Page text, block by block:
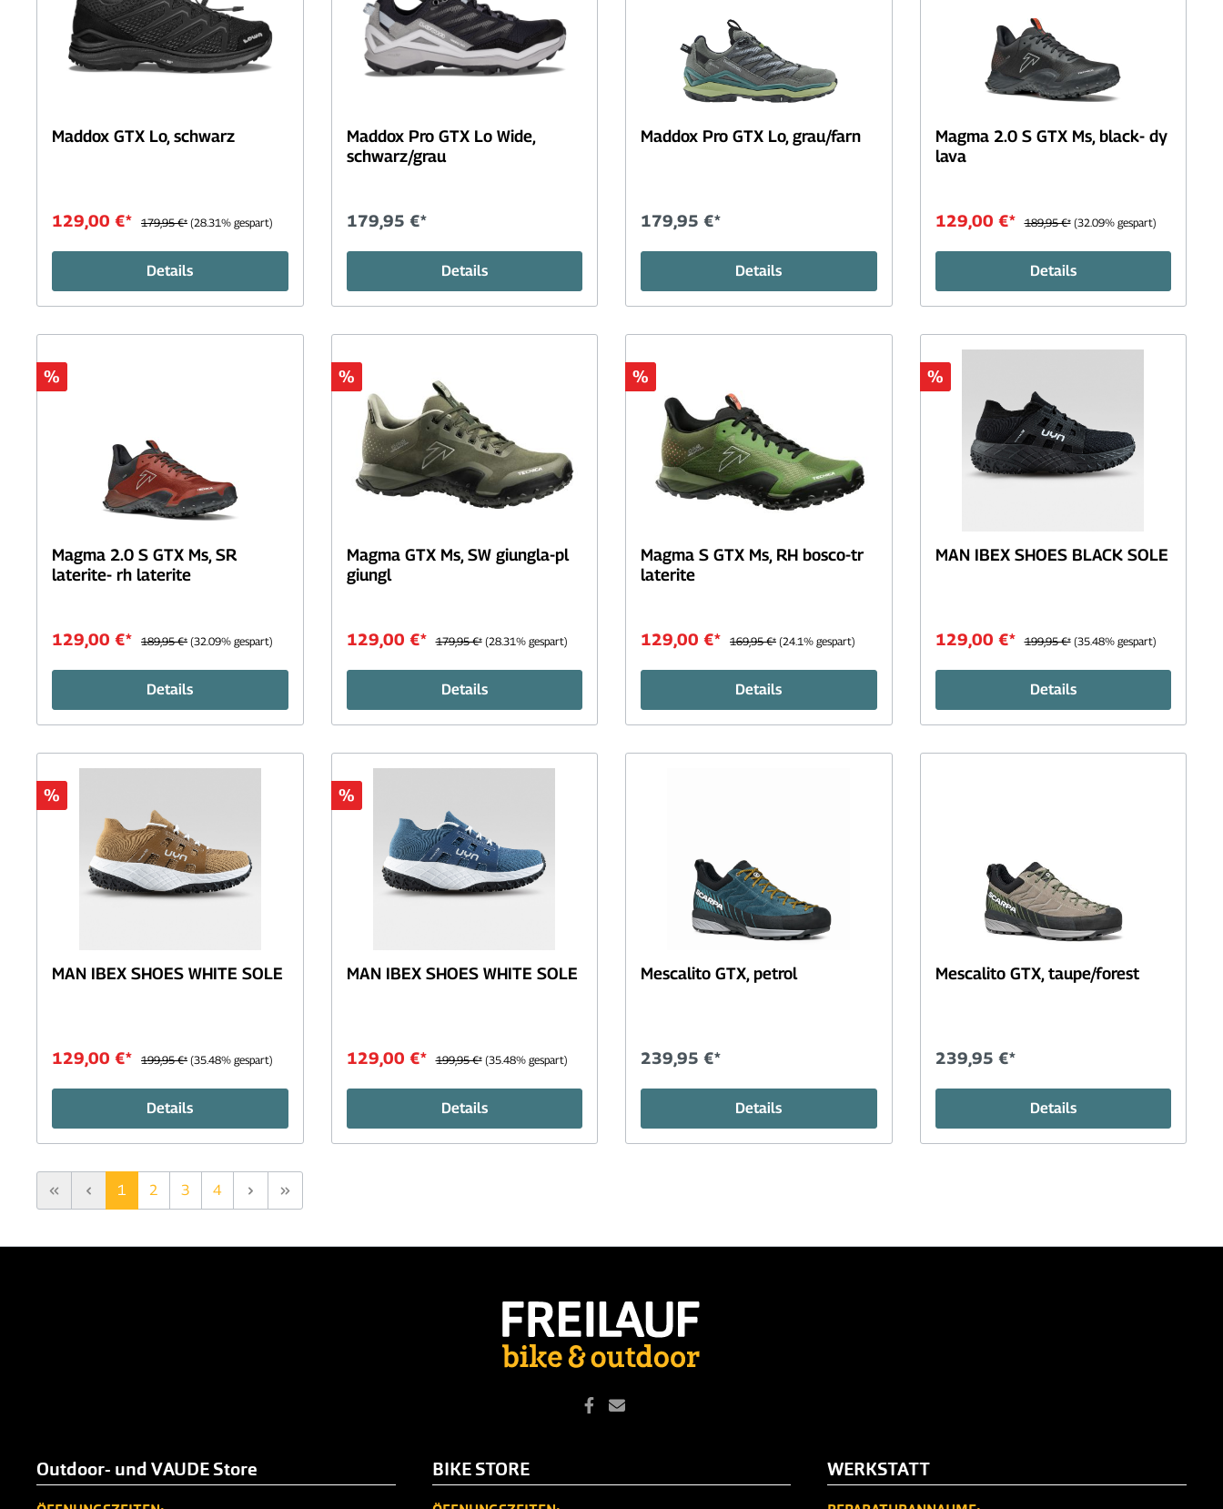
Maddox GTX Lo, schwarz
129,00 €* 179,95 €* (28.31% gespart)
Details
Maddox Pro GTX Lo Wide,
schwarz/grau
179,95 €*
Details
Maddox Pro GTX Lo, grau/farn
179,95 €*
Details
Magma 2.0 S GTX Ms, black- dy
lava
129,00 €* 189,95 €* (32.09% gespart)
Details
%
Magma 2.0 S GTX Ms, SR
laterite- rh laterite
129,00 €* 189,95 €* (32.09% gespart)
Details
%
Magma GTX Ms, SW giungla-pl
giungl
129,00 €* 179,95 €* (28.31% gespart)
Details
%
Magma S GTX Ms, RH bosco-tr
laterite
129,00 €* 169,95 €* (24.1% gespart)
Details
%
MAN IBEX SHOES BLACK SOLE
129,00 €* 199,95 €* (35.48% gespart)
Details
%
MAN IBEX SHOES WHITE SOLE
129,00 €* 199,95 €* (35.48% gespart)
Details
%
MAN IBEX SHOES WHITE SOLE
129,00 €* 199,95 €* (35.48% gespart)
Details
Mescalito GTX, petrol
239,95 €*
Details
Mescalito GTX, taupe/forest
239,95 €*
Details
1 2 3 4
Outdoor- und VAUDE Store BIKE STORE WERKSTATT